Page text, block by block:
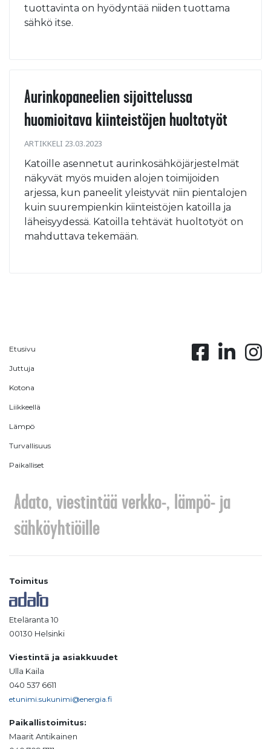
tuottavinta on hyödyntää niiden tuottama
sähkö itse.
Aurinkopaneelien sijoittelussa
huomioitava kiinteistöjen huoltotyöt
ARTIKKELI 23.03.2023
Katoille asennetut aurinkosähköjärjestelmät
näkyvät myös muiden alojen toimijoiden
arjessa, kun paneelit yleistyvät niin pientalojen
kuin suurempienkin kiinteistöjen katoilla ja
läheisyydessä. Katoilla tehtävät huoltotyöt on
mahduttava tekemään.
Etusivu
Juttuja
Kotona
Liikkeellä
Lämpö
Turvallisuus
Paikalliset
Adato, viestintää verkko-, lämpö- ja
sähköyhtiöille
Toimitus
Eteläranta 10
00130 Helsinki
Viestintä ja asiakkuudet
Ulla Kaila
040 537 6611
etunimi.sukunimi@energia.fi
Paikallistoimitus:
Maarit Antikainen